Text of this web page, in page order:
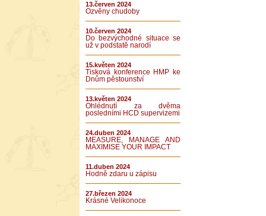
13.červen 2024
Ozvěny chudoby
10.červen 2024
Do bezvýchodné situace se
už v podstatě narodí
15.květen 2024
Tisková konference HMP ke
Dnům pěstounství
13.květen 2024
Ohlédnutí za dvěma
posledními HCD supervizemi
24.duben 2024
MEASURE, MANAGE AND
MAXIMISE YOUR IMPACT
11.duben 2024
Hodně zdaru u zápisu
27.březen 2024
Krásné Velikonoce